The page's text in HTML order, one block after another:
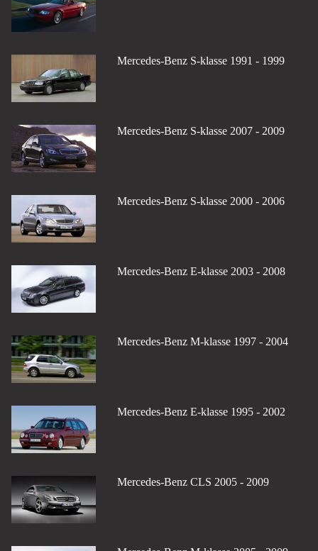
Mercedes-Benz S-klasse 1991 - 1999
Mercedes-Benz S-klasse 2007 - 2009
Mercedes-Benz S-klasse 2000 - 2006
Mercedes-Benz E-klasse 2003 - 2008
Mercedes-Benz M-klasse 1997 - 2004
Mercedes-Benz E-klasse 1995 - 2002
Mercedes-Benz CLS 2005 - 2009